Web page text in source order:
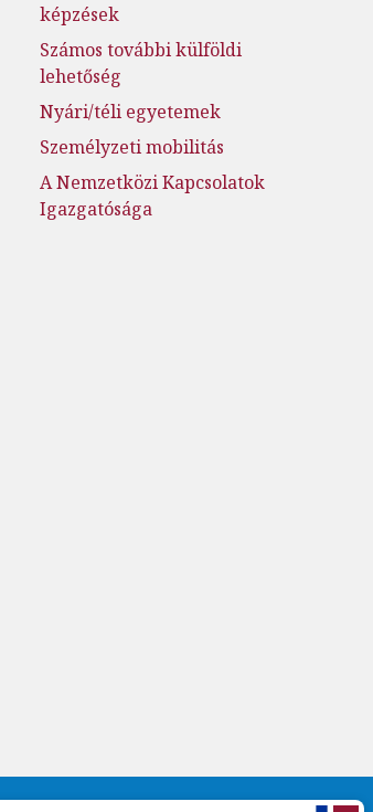
képzések
Számos további külföldi
lehetőség
Nyári/téli egyetemek
Személyzeti mobilitás
A Nemzetközi Kapcsolatok
Igazgatósága